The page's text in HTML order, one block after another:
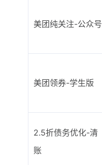
美团纯关注-公众号
美团领券-学生版
2.5折债务优化-清
账